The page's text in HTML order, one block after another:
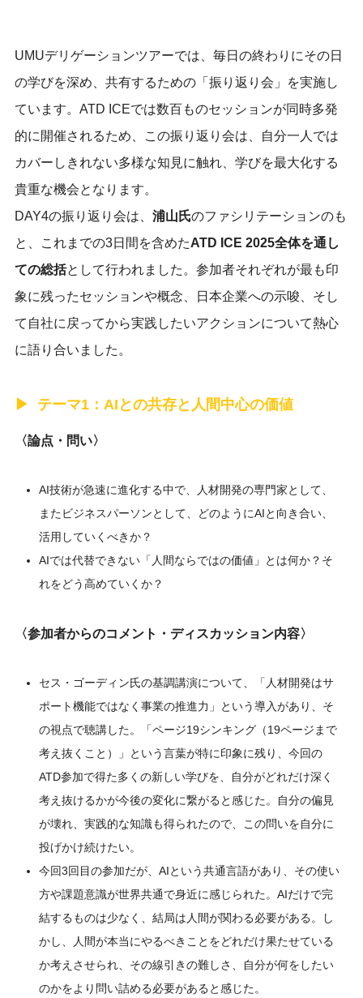
UMUデリゲーションツアーでは、毎日の終わりにその日
の学びを深め、共有するための「振り返り会」を実施し
ています。ATD ICEでは数百ものセッションが同時多発
的に開催されるため、この振り返り会は、自分一人では
カバーしきれない多様な知見に触れ、学びを最大化する
貴重な機会となります。
DAY4の振り返り会は、 浦山氏のファシリテーションのも
と、これまでの3日間を含めたATD ICE 2025全体を通し
ての総括として行われました。参加者それぞれが最も印
象に残ったセッションや概念、日本企業への示唆、そし
て自社に戻ってから実践したいアクションについて熱心
に語り合いました。
テーマ1：AIとの共存と人間中心の価値
〈論点・問い〉
AI技術が急速に進化する中で、人材開発の専門家として、
またビジネスパーソンとして、どのようにAIと向き合い、
活用していくべきか？
AIでは代替できない「人間ならではの価値」とは何か？そ
れをどう高めていくか？
〈参加者からのコメント・ディスカッション内容〉
セス・ゴーディン氏の基調講演について、「人材開発はサ
ポート機能ではなく事業の推進力」という導入があり、そ
の視点で聴講した。「ページ19シンキング（19ページまで
考え抜くこと）」という言葉が特に印象に残り、今回の
ATD参加で得た多くの新しい学びを、自分がどれだけ深く
考え抜けるかが今後の変化に繋がると感じた。自分の偏見
が壊れ、実践的な知識も得られたので、この問いを自分に
投げかけ続けたい。
今回3回目の参加だが、AIという共通言語があり、その使い
方や課題意識が世界共通で身近に感じられた。AIだけで完
結するものは少なく、結局は人間が関わる必要がある。し
かし、人間が本当にやるべきことをどれだけ果たせている
か考えさせられ、その線引きの難しさ、自分が何をしたい
のかをより問い詰める必要があると感じた。